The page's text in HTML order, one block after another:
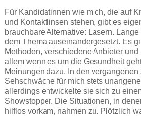
Für Kandidatinnen wie mich, die auf
und Kontaktlinsen stehen, gibt es
brauchbare Alternative: Lasern.
dem Thema auseinandergesetzt. Es
Methoden, verschiedene Anbieter und
allem wenn es um die Gesundheit
Meinungen dazu. In den
Sehschwäche für mich stets
allerdings entwickelte sie sich zu
Showstopper. Die Situationen, in
hilflos vorkam, nahmen zu. Plötzlich